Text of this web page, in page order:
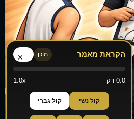
הקראת מאמר מוכן ×
0.0 דק 1.0x
קול נשי קול גברי